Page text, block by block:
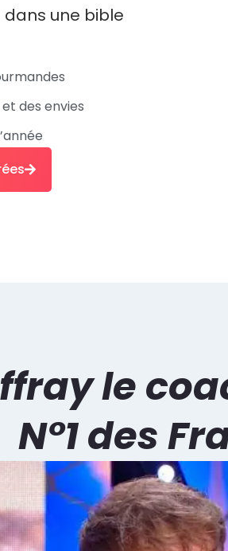
dans une bible
des envies
le
N°1 des